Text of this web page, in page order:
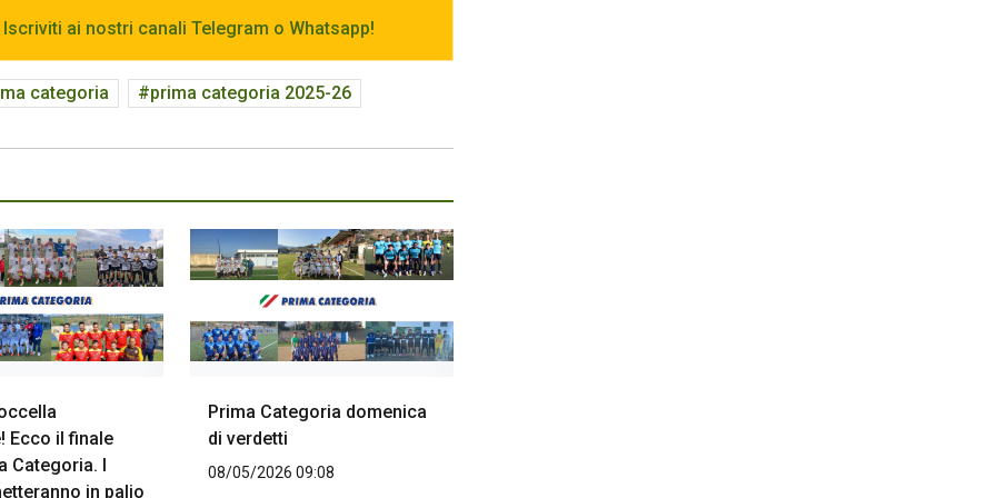
ai nostri canali Telegram o Whatsapp!
categoria prima categoria 2025-26
Ecco il finale
Categoria. I
in palio
Prima Categoria domenica
di verdetti
08/05/2026 09:08